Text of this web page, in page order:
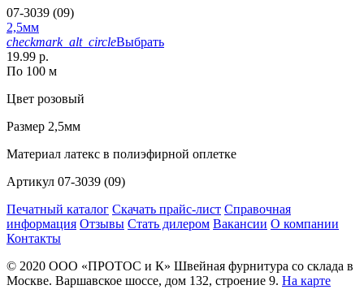
07-3039 (09)
2,5мм
checkmark_alt_circleВыбрать
19.99 р.
По 100 м
Цвет розовый
Размер 2,5мм
Материал латекс в полиэфирной оплетке
Артикул 07-3039 (09)
Печатный каталог Скачать прайс-лист Справочная
информация Отзывы Стать дилером Вакансии О компании
Контакты
© 2020 ООО «ПРОТОС и К» Швейная фурнитура со склада в
Москве. Варшавское шоссе, дом 132, строение 9. На карте